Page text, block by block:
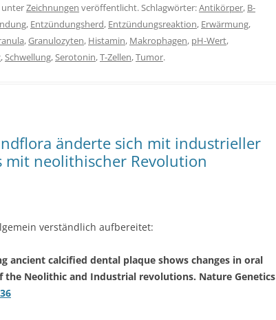
unterZeichnungen veröffentlicht. Schlagwörter:Antikörper, B-
, Entzündungsherd, Entzündungsreaktion, Erwärmung,
,Granulozyten, Histamin, Makrophagen, pH-Wert,
,Schwellung,Serotonin,T-Zellen,Tumor.
änderte sich mit industrieller
mit neolithischer Revolution
verständlich aufbereitet:
ancient calcified dental plaque shows changes in oral
Neolithic and Industrial revolutions. Nature Genetics